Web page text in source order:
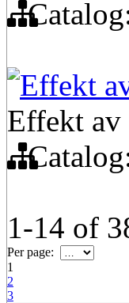
Effekt
Effekt av
1-14 of
Per page:
1
2
3